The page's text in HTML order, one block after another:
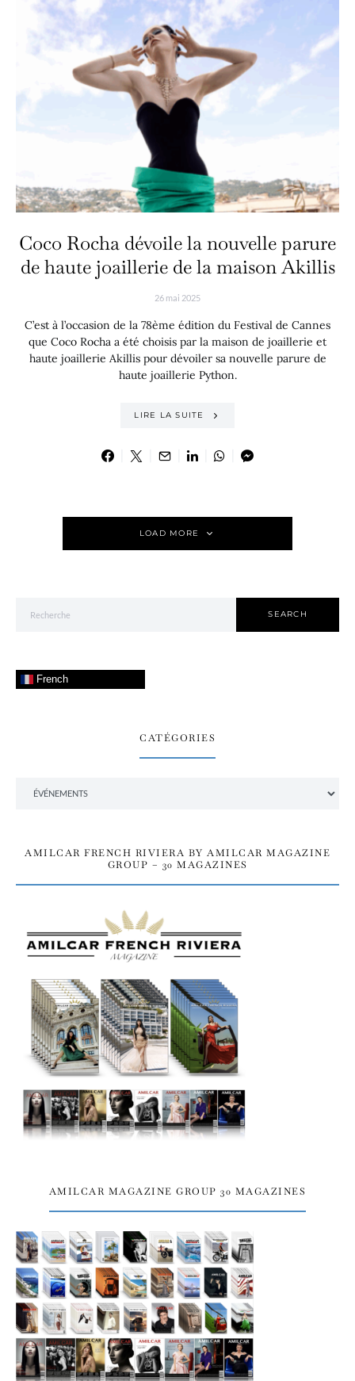
Coco Rocha dévoile la nouvelle parure
de haute joaillerie de la maison Akillis
26 mai 2025
C’est à l’occasion de la 78ème édition du Festival de Cannes
que Coco Rocha a été choisis par la maison de joaillerie et
haute joaillerie Akillis pour dévoiler sa nouvelle parure de
haute joaillerie Python.
LIRE LA SUITE
LOAD MORE
SEARCH
French
CATÉGORIES
AMILCAR FRENCH RIVIERA BY AMILCAR MAGAZINE
GROUP – 30 MAGAZINES
AMILCAR MAGAZINE GROUP 30 MAGAZINES